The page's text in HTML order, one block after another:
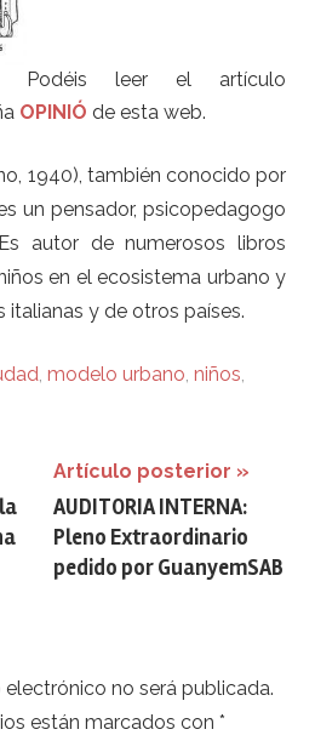
Podéis leer el artículo
OPINIÓ de esta web.
1940), también conocido por
un pensador, psicopedagogo
autor de numerosos libros
en el ecosistema urbano y
italianas y de otros países.
, modelo urbano, niños,
Artículo posterior
AUDITORIA INTERNA:
Pleno Extraordinario
pedido por GuanyemSAB
no será publicada.
están marcados con *